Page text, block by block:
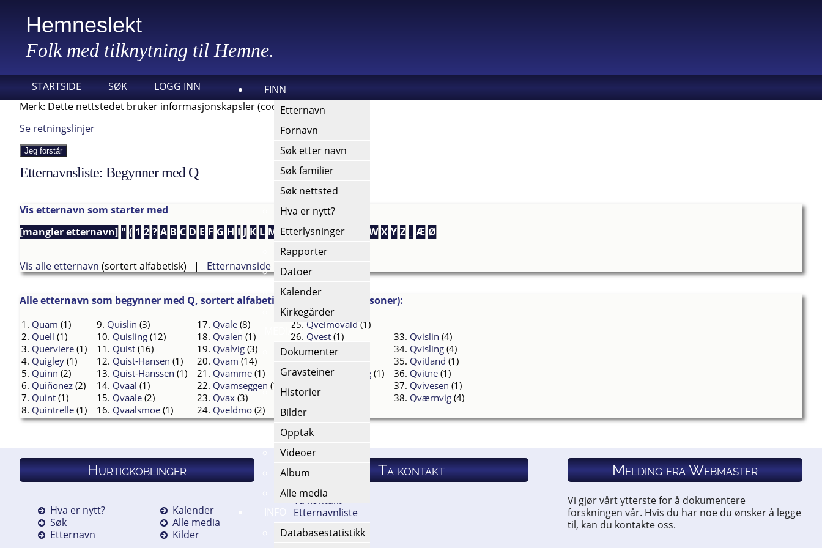
Hemneslekt
Folk med tilknytning til Hemne.
STARTSIDE SØK LOGG INN
FINN
Etternavn
Fornavn
Søk etter navn
Søk familier
Søk nettsted
Hva er nytt?
Etterlysninger
Rapporter
Datoer
Kalender
Kirkegårder
MEDIA
Dokumenter
Gravsteiner
Historier
Bilder
Opptak
Videoer
Album
Alle media
Databasestatistikk
Merk: Dette nettstedet bruker informasjonskapsler (cookies).
Se retningslinjer
Jeg forstår
Etternavnsliste: Begynner med Q
Vis etternavn som starter med
[mangler etternavn] " ( 1 2 ? A B C D E F G H I J K L M N O P Q R S T W X Y Z Æ Ø
Vis alle etternavn (sortert alfabetisk) | Etternavnside
Alle etternavn som begynner med Q, sortert alfabetisk (totalt antall personer):
1. Quam (1)
2. Quell (1)
3. Querviere (1)
4. Quigley (1)
5. Quinn (2)
6. Quiñonez (2)
7. Quint (1)
8. Quintrelle (1)
9. Quislin (3)
10. Quisling (12)
11. Quist (16)
12. Quist-Hansen (1)
13. Quist-Hanssen (1)
14. Qvaal (1)
15. Qvaale (2)
16. Qvaalsmoe (1)
17. Qvale (8)
18. Qvalen (1)
19. Qvalvig (3)
20. Qvam (14)
21. Qvamme (1)
22. Qvamseggen (1)
23. Qvax (3)
24. Qveldmo (2)
25. Qvelmovald (1)
26. Qvest (1)
27.Qvidahl
29.Qvidalsrønning (1)
Qvigstad
31. Qvintler
32.Qvisler
33. Qvislin (4)
34. Qvisling (4)
35. Qvitland (1)
36. Qvitne (1)
37. Qvivesen (1)
38. Qværnvig (4)
Hurtigkoblinger
Hva er nytt?
Søk
Etternavn
Kalender
Alle media
Kilder
Ta kontakt
Ta kontakt
Etternavnliste
Melding fra Webmaster
Vi gjør vårt ytterste for å dokumentere
forskningen vår. Hvis du har noe du ønsker å legge
til, kan du kontakte oss.